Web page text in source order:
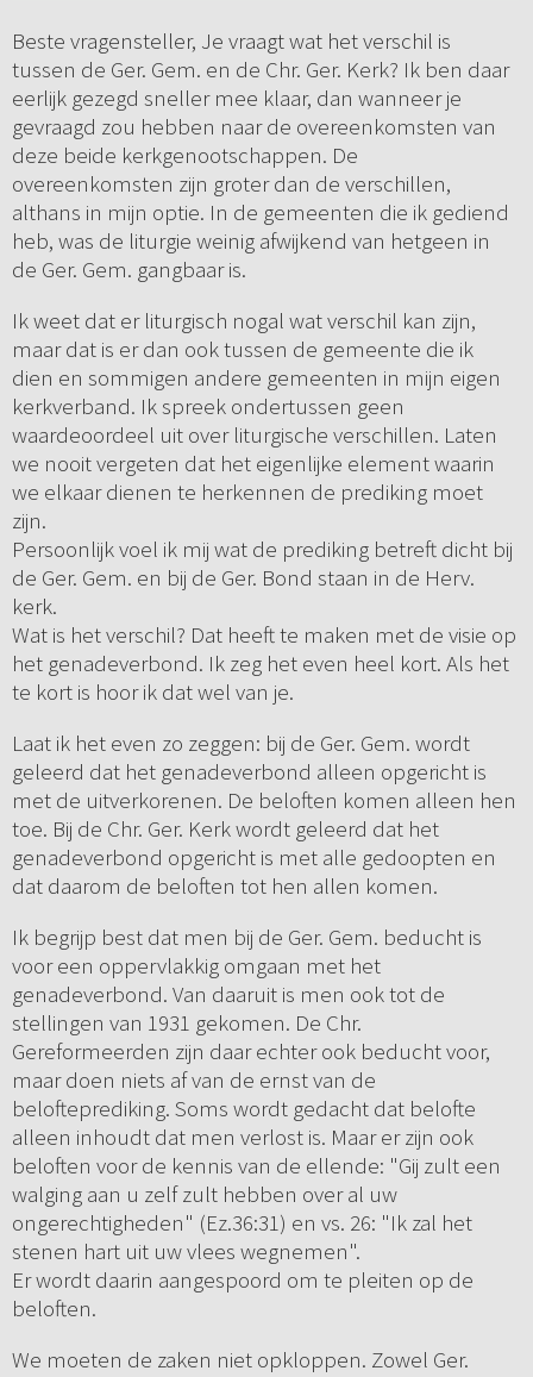
Beste vragensteller, Je vraagt wat het verschil is
tussen de Ger. Gem. en de Chr. Ger. Kerk? Ik ben daar
eerlijk gezegd sneller mee klaar, dan wanneer je
gevraagd zou hebben naar de overeenkomsten van
deze beide kerkgenootschappen. De
overeenkomsten zijn groter dan de verschillen,
althans in mijn optie. In de gemeenten die ik gediend
heb, was de liturgie weinig afwijkend van hetgeen in
de Ger. Gem. gangbaar is.
Ik weet dat er liturgisch nogal wat verschil kan zijn,
maar dat is er dan ook tussen de gemeente die ik
dien en sommigen andere gemeenten in mijn eigen
kerkverband. Ik spreek ondertussen geen
waardeoordeel uit over liturgische verschillen. Laten
we nooit vergeten dat het eigenlijke element waarin
we elkaar dienen te herkennen de prediking moet
zijn.
Persoonlijk voel ik mij wat de prediking betreft dicht bij
de Ger. Gem. en bij de Ger. Bond staan in de Herv.
kerk.
Wat is het verschil? Dat heeft te maken met de visie op
het genadeverbond. Ik zeg het even heel kort. Als het
te kort is hoor ik dat wel van je.
Laat ik het even zo zeggen: bij de Ger. Gem. wordt
geleerd dat het genadeverbond alleen opgericht is
met de uitverkorenen. De beloften komen alleen hen
toe. Bij de Chr. Ger. Kerk wordt geleerd dat het
genadeverbond opgericht is met alle gedoopten en
dat daarom de beloften tot hen allen komen.
Ik begrijp best dat men bij de Ger. Gem. beducht is
voor een oppervlakkig omgaan met het
genadeverbond. Van daaruit is men ook tot de
stellingen van 1931 gekomen. De Chr.
Gereformeerden zijn daar echter ook beducht voor,
maar doen niets af van de ernst van de
belofteprediking. Soms wordt gedacht dat belofte
alleen inhoudt dat men verlost is. Maar er zijn ook
beloften voor de kennis van de ellende: "Gij zult een
walging aan u zelf zult hebben over al uw
ongerechtigheden" (Ez.36:31) en vs. 26: "Ik zal het
stenen hart uit uw vlees wegnemen".
Er wordt daarin aangespoord om te pleiten op de
beloften.
We moeten de zaken niet opkloppen. Zowel Ger.